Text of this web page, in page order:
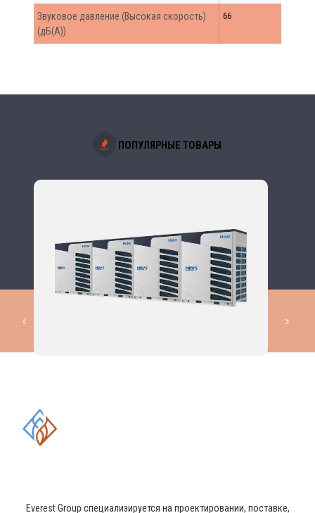
Звуковое давление (Высокая скорость)
(дБ(А))
66
ПОПУЛЯРНЫЕ ТОВАРЫ
Everest Group специализируется на проектировании, поставке,